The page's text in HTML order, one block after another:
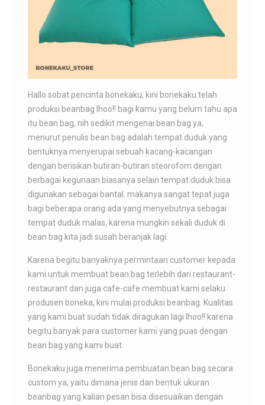
Hallo sobat pencinta bonekaku, kini bonekaku telah
produksi beanbag lhoo!! bagi kamu yang belum tahu apa
itu bean bag, nih sedikit mengenai bean bag ya,
menurut penulis bean bag adalah tempat duduk yang
bentuknya menyerupai sebuah kacang-kacangan
dengan berisikan butiran-butiran steorofom dengan
berbagai kegunaan biasanya selain tempat duduk bisa
digunakan sebagai bantal. makanya sangat tepat juga
bagi beberapa orang ada yang menyebutnya sebagai
tempat duduk malas, karena mungkin sekali duduk di
bean bag kita jadi susah beranjak lagi.
Karena begitu banyaknya permintaan customer kepada
kami untuk membuat bean bag terlebih dari restaurant-
restaurant dan juga cafe-cafe membuat kami selaku
produsen boneka, kini mulai produksi beanbag. Kualitas
yang kami buat sudah tidak diragukan lagi lhoo!! karena
begitu banyak para customer kami yang puas dengan
bean bag yang kami buat.
Bonekaku juga menerima pembuatan bean bag secara
custom ya, yaitu dimana jenis dan bentuk ukuran
beanbag yang kalian pesan bisa disesuaikan dengan